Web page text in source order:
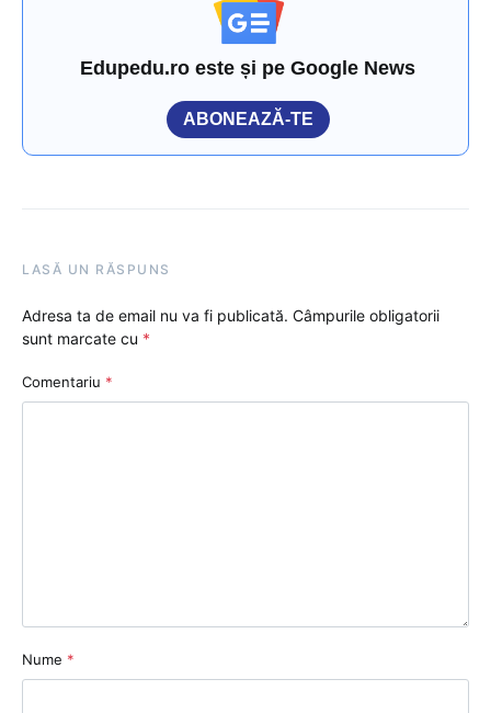
Edupedu.ro este și pe Google News
ABONEAZĂ-TE
LASĂ UN RĂSPUNS
Adresa ta de email nu va fi publicată. Câmpurile obligatorii
sunt marcate cu *
Comentariu *
Nume *